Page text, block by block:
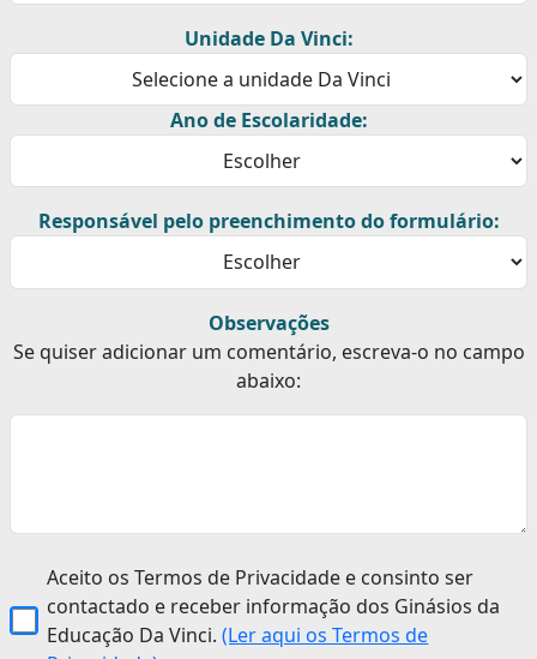
Unidade Da Vinci:
Ano de Escolaridade:
Responsável pelo preenchimento do formulário:
Observações
Se quiser adicionar um comentário, escreva-o no campo
abaixo:
Aceito os Termos de Privacidade e consinto ser
contactado e receber informação dos Ginásios da
Educação Da Vinci.(Ler aqui os Termos de